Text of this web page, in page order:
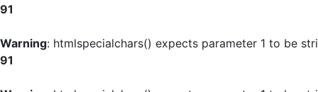
91
Warning: htmlspecialchars() expects parameter 1 to be
91